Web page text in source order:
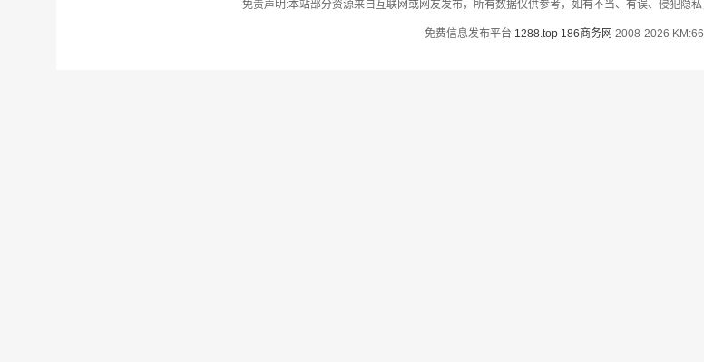
免责声明:本站部分资源来自互联网或网友发布，所有数据仅供参考，如有不当、有误、侵犯隐
免费信息发布平台 1288.top 186商务网 2008-2026